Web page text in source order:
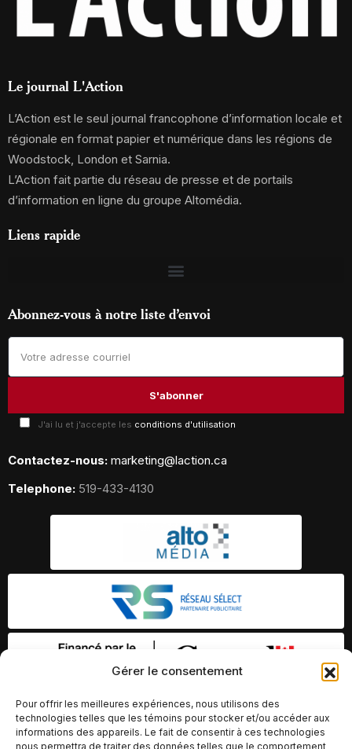
Gérer le consentement
Pour offrir les meilleures expériences, nous utilisons des
technologies telles que les témoins pour stocker et/ou accéder aux
informations des appareils. Le fait de consentir à ces technologies
nous permettra de traiter des données telles que le comportement
Le journal L'Action
L’Action est le seul journal francophone d’information locale et
régionale en format papier et numérique dans les régions de
Woodstock, London et Sarnia.
L’Action fait partie du réseau de presse et de portails
d’information en ligne du groupe Altomédia.
Liens rapide
Abonnez-vous à notre liste d’envoi
J'ai lu et j'accepte les conditions d'utilisation
Contactez-nous: marketing@laction.ca
Telephone: 519-433-4130